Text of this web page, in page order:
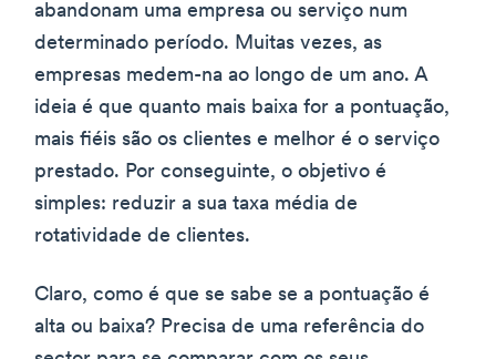
abandonam uma empresa ou serviço num
determinado período. Muitas vezes, as
empresas medem-na ao longo de um ano. A
ideia é que quanto mais baixa for a pontuação,
mais fiéis são os clientes e melhor é o serviço
prestado. Por conseguinte, o objetivo é
simples: reduzir a sua taxa média de
rotatividade de clientes.
Claro, como é que se sabe se a pontuação é
alta ou baixa? Precisa de uma referência do